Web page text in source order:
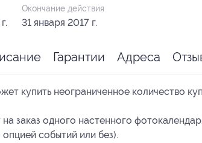
Окончание действия
31 января 2017 г.
Гарантии Адреса
купить неограниченное количество
на заказ одного настенного
событий или без).